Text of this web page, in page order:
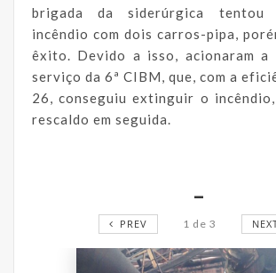
brigada da siderúrgica
incêndio com dois carros-pipa,
êxito. Devido a isso, acionaram a
serviço da 6ª CIBM, que, com a
26, conseguiu extinguir o
rescaldo em seguida.
PREV 1 de 3